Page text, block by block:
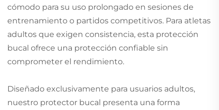
cómodo para su uso prolongado en sesiones de
entrenamiento o partidos competitivos. Para atletas
adultos que exigen consistencia, esta protección
bucal ofrece una protección confiable sin
comprometer el rendimiento.
Diseñado exclusivamente para usuarios adultos,
nuestro protector bucal presenta una forma